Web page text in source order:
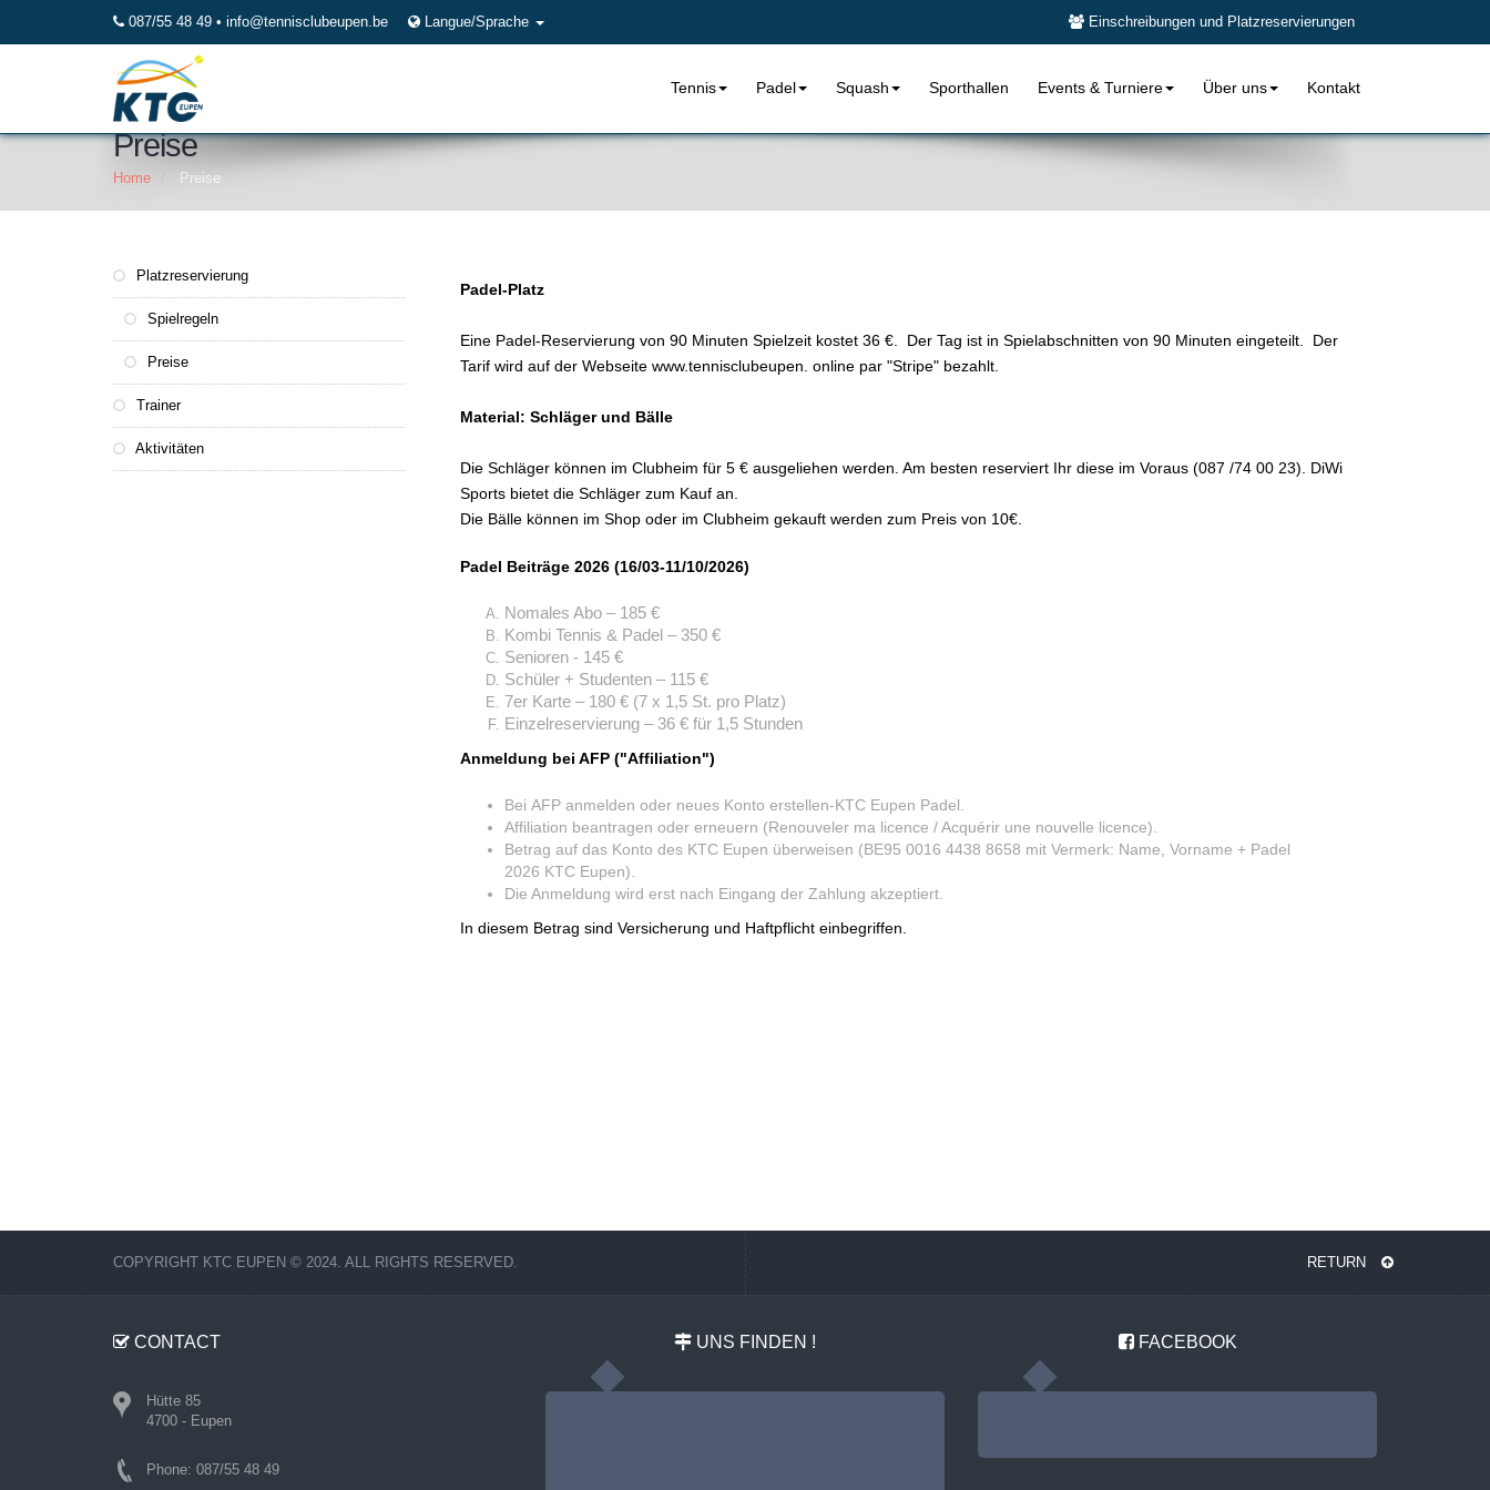
087/55 48 49 • info@tennisclubeupen.be Einschreibungen und Platzreservierungen
Langue/Sprache
Tennis Padel Squash Sporthallen Events & Turniere Über uns Kontakt
Preise
Home Preise
Platzreservierung
Spielregeln
Preise
Trainer
Aktivitäten
Padel-Platz
Eine Padel-Reservierung von 90 Minuten Spielzeit kostet 36 €. Der Tag ist in Spielabschnitten von 90 Minuten eingeteilt. Der
Tarif wird auf der Webseite www.tennisclubeupen. online par "Stripe" bezahlt.
Material: Schläger und Bälle
Die Schläger können im Clubheim für 5 € ausgeliehen werden. Am besten reserviert Ihr diese im Voraus (087 /74 00 23). DiWi
Sports bietet die Schläger zum Kauf an.
Die Bälle können im Shop oder im Clubheim gekauft werden zum Preis von 10€.
Padel Beiträge 2026 (16/03-11/10/2026)
Nomales Abo – 185 €
Kombi Tennis & Padel – 350 €
Senioren - 145 €
Schüler + Studenten – 115 €
7er Karte – 180 € (7 x 1,5 St. pro Platz)
Einzelreservierung – 36 € für 1,5 Stunden
Anmeldung bei AFP ("Affiliation")
Bei AFP anmelden oder neues Konto erstellen-KTC Eupen Padel.
Affiliation beantragen oder erneuern (Renouveler ma licence / Acquérir une nouvelle licence).
Betrag auf das Konto des KTC Eupen überweisen (BE95 0016 4438 8658 mit Vermerk: Name, Vorname + Padel
2026 KTC Eupen).
Die Anmeldung wird erst nach Eingang der Zahlung akzeptiert.
In diesem Betrag sind Versicherung und Haftpflicht einbegriffen.
COPYRIGHT KTC EUPEN © 2024. ALL RIGHTS RESERVED. RETURN
CONTACT
Hütte 85
4700 - Eupen
Phone: 087/55 48 49
UNS FINDEN ! FACEBOOK